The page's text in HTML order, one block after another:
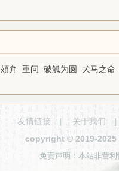
頍弁 重问 破觚为圆
犬马之命
友情链接 | 关于我们
copyright © 2019-2025
免责声明：本站非营